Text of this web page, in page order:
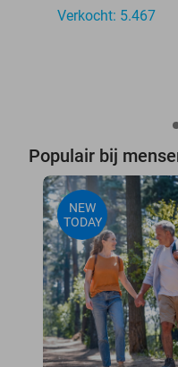
Verkocht: 5.467
Populair bij
NEW
TODAY